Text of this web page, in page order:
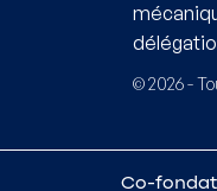
© 2026 -
Co-